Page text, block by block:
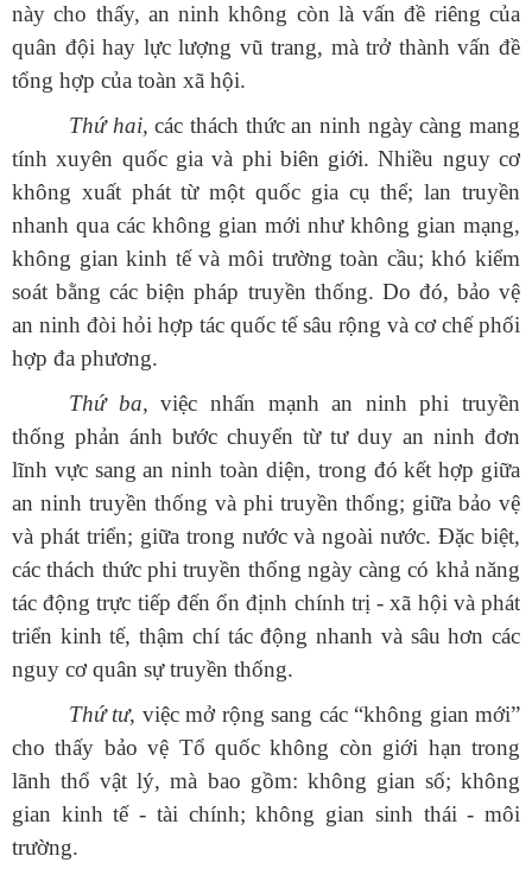
này cho thấy, an ninh không còn là vấn đề riêng của
quân đội hay lực lượng vũ trang, mà trở thành vấn đề
tổng hợp của toàn xã hội.
Thứ hai, các thách thức an ninh ngày càng mang
tính xuyên quốc gia và phi biên giới. Nhiều nguy cơ
không xuất phát từ một quốc gia cụ thể; lan truyền
nhanh qua các không gian mới như không gian mạng,
không gian kinh tế và môi trường toàn cầu; khó kiểm
soát bằng các biện pháp truyền thống. Do đó, bảo vệ
an ninh đòi hỏi hợp tác quốc tế sâu rộng và cơ chế phối
hợp đa phương.
Thứ ba, việc nhấn mạnh an ninh phi truyền
thống phản ánh bước chuyển từ tư duy an ninh đơn
lĩnh vực sang an ninh toàn diện, trong đó kết hợp giữa
an ninh truyền thống và phi truyền thống; giữa bảo vệ
và phát triển; giữa trong nước và ngoài nước. Đặc biệt,
các thách thức phi truyền thống ngày càng có khả năng
tác động trực tiếp đến ổn định chính trị - xã hội và phát
triển kinh tế, thậm chí tác động nhanh và sâu hơn các
nguy cơ quân sự truyền thống.
Thứ tư, việc mở rộng sang các “không gian mới”
cho thấy bảo vệ Tổ quốc không còn giới hạn trong
lãnh thổ vật lý, mà bao gồm: không gian số; không
gian kinh tế - tài chính; không gian sinh thái - môi
trường.